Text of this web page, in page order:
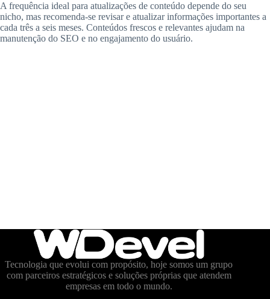
A frequência ideal para atualizações de conteúdo depende do seu
nicho, mas recomenda-se revisar e atualizar informações importantes a
cada três a seis meses. Conteúdos frescos e relevantes ajudam na
manutenção do SEO e no engajamento do usuário.
Tecnologia que evolui com propósito, hoje somos um grupo
com parceiros estratégicos e soluções próprias que atendem
empresas em todo o mundo.